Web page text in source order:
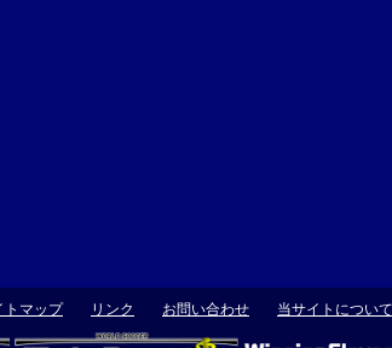
トマップ リンク お問い合わせ 当サイトについて